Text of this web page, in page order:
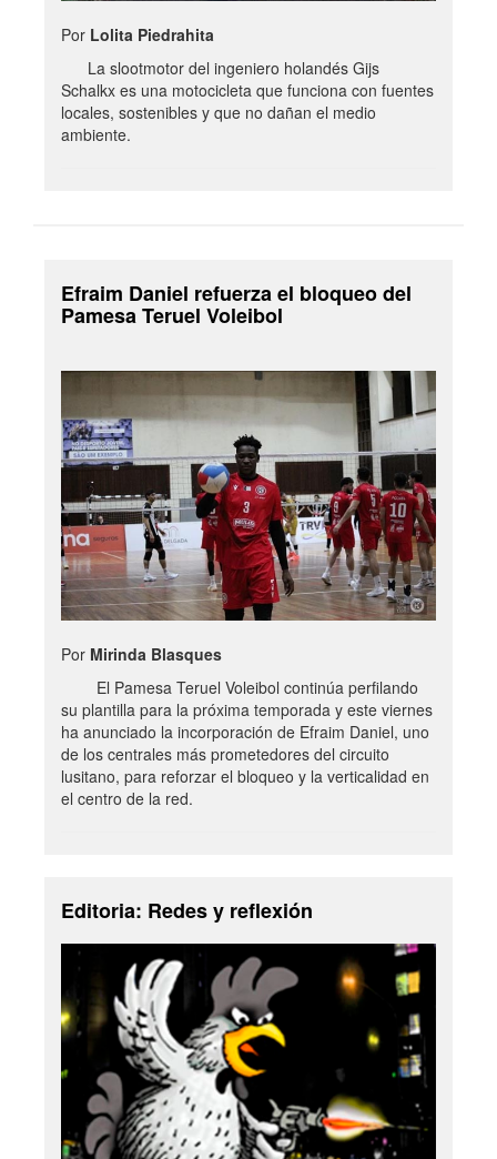
Por Lolita Piedrahita
La slootmotor del ingeniero holandés Gijs
Schalkx es una motocicleta que funciona con fuentes
locales, sostenibles y que no dañan el medio
ambiente.
Efraim Daniel refuerza el bloqueo del
Pamesa Teruel Voleibol
Por Mirinda Blasques
El Pamesa Teruel Voleibol continúa perfilando
su plantilla para la próxima temporada y este viernes
ha anunciado la incorporación de Efraim Daniel, uno
de los centrales más prometedores del circuito
lusitano, para reforzar el bloqueo y la verticalidad en
el centro de la red.
Editoria: Redes y reflexión